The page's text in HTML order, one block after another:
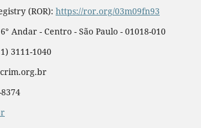
(ROR): https://ror.org/03m09fn93
Andar - Centro - São Paulo - 01018-010
3111-1040